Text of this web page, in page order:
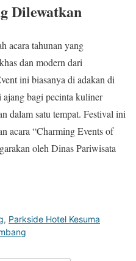
Dilewatkan
acara tahunan yang
dan modern dari
ini biasanya di adakan di
bagi pecinta kuliner
dalam satu tempat. Festival ini
acara “Charming Events of
oleh Dinas Pariwisata
, Parkside Hotel Kesuma